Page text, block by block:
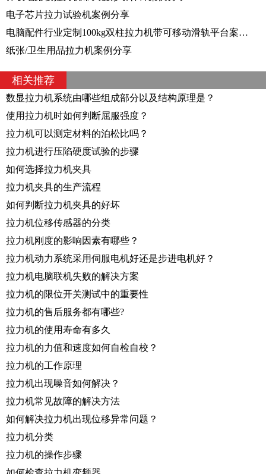
电子芯片拉力试验机案例分享
电脑配件行业定制100kg双柱拉力机带可移动滑轨平台案例分享
纸张/卫生用品拉力机案例分享
相关推荐
数显拉力机系统由哪些组成部分以及结构原理是？
使用拉力机时如何判断屈服强度？
拉力机可以测定材料的泊松比吗？
拉力机进行压陷硬度试验的步骤
如何选择拉力机夹具
拉力机夹具的生产流程
如何判断拉力机夹具的好坏
拉力机位移传感器的分类
拉力机刚度的影响因素有哪些？
拉力机动力系统采用伺服电机好还是步进电机好？
拉力机电脑联机失败的解决方案
拉力机的限位开关测试中的重要性
拉力机的售后服务都有哪些?
拉力机的使用寿命有多久
拉力机的力值和速度如何自检自校？
拉力机的工作原理
拉力机出现噪音如何解决？
拉力机常见故障的解决方法
如何解决拉力机出现位移异常问题？
拉力机分类
拉力机的操作步骤